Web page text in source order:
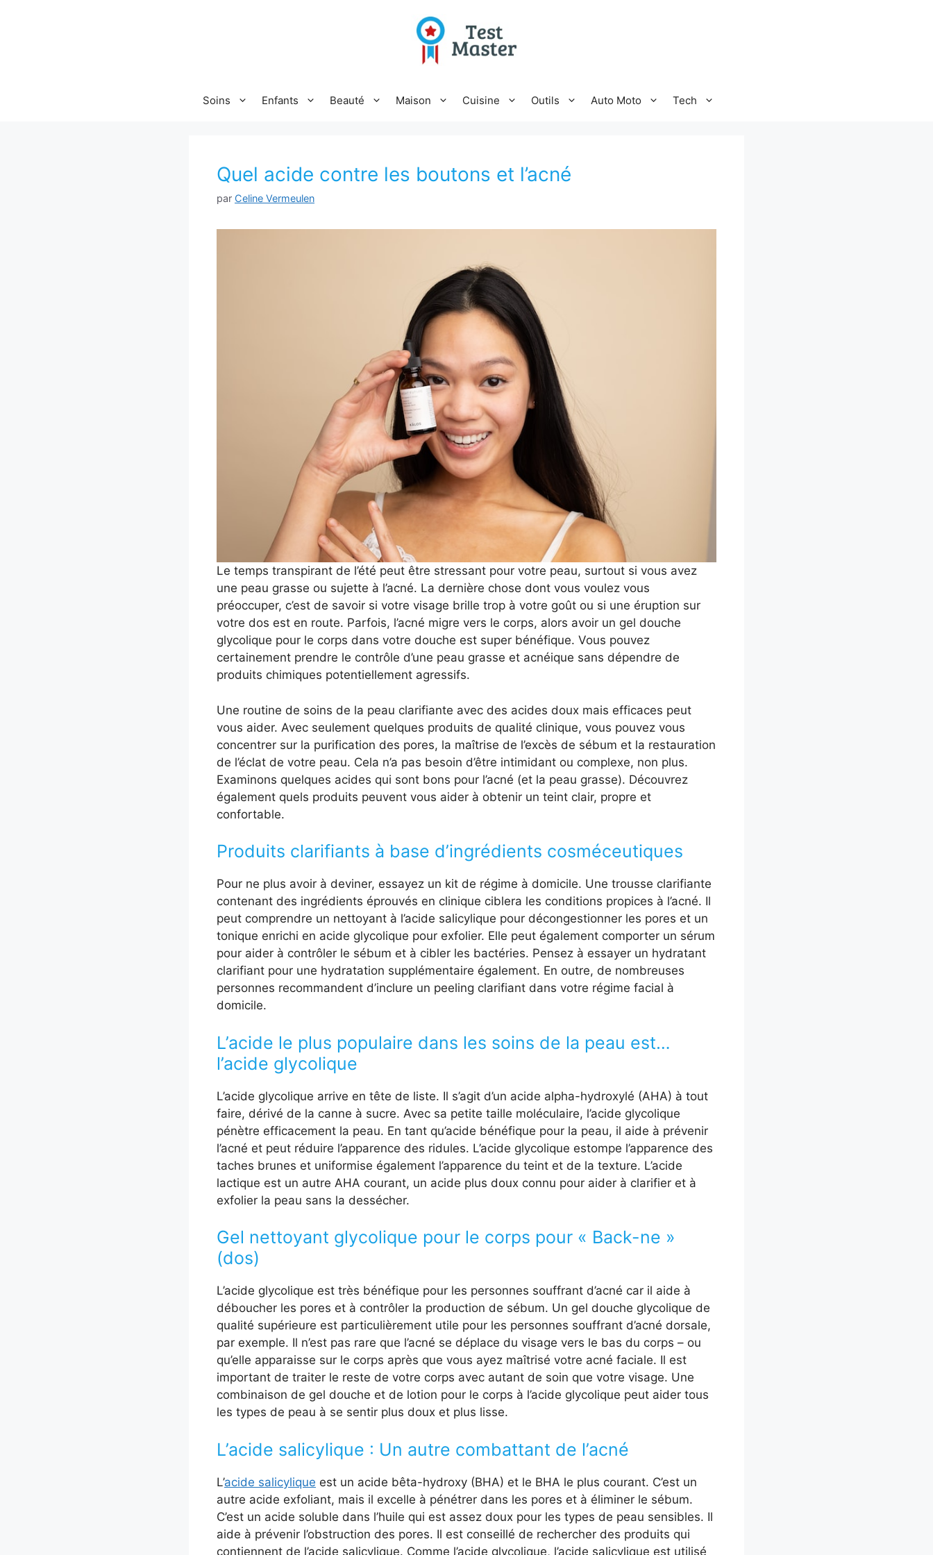
Soins Enfants Beauté Maison Cuisine Outils Auto Moto Tech
Quel acide contre les boutons et l’acné
par Celine Vermeulen
Le temps transpirant de l’été peut être stressant pour votre peau, surtout si vous avez
une peau grasse ou sujette à l’acné. La dernière chose dont vous voulez vous
préoccuper, c’est de savoir si votre visage brille trop à votre goût ou si une éruption sur
votre dos est en route. Parfois, l’acné migre vers le corps, alors avoir un gel douche
glycolique pour le corps dans votre douche est super bénéfique. Vous pouvez
certainement prendre le contrôle d’une peau grasse et acnéique sans dépendre de
produits chimiques potentiellement agressifs.
Une routine de soins de la peau clarifiante avec des acides doux mais efficaces peut
vous aider. Avec seulement quelques produits de qualité clinique, vous pouvez vous
concentrer sur la purification des pores, la maîtrise de l’excès de sébum et la restauration
de l’éclat de votre peau. Cela n’a pas besoin d’être intimidant ou complexe, non plus.
Examinons quelques acides qui sont bons pour l’acné (et la peau grasse). Découvrez
également quels produits peuvent vous aider à obtenir un teint clair, propre et
confortable.
Produits clarifiants à base d’ingrédients cosméceutiques
Pour ne plus avoir à deviner, essayez un kit de régime à domicile. Une trousse clarifiante
contenant des ingrédients éprouvés en clinique ciblera les conditions propices à l’acné. Il
peut comprendre un nettoyant à l’acide salicylique pour décongestionner les pores et un
tonique enrichi en acide glycolique pour exfolier. Elle peut également comporter un sérum
pour aider à contrôler le sébum et à cibler les bactéries. Pensez à essayer un hydratant
clarifiant pour une hydratation supplémentaire également. En outre, de nombreuses
personnes recommandent d’inclure un peeling clarifiant dans votre régime facial à
domicile.
L’acide le plus populaire dans les soins de la peau est…
l’acide glycolique
L’acide glycolique arrive en tête de liste. Il s’agit d’un acide alpha-hydroxylé (AHA) à tout
faire, dérivé de la canne à sucre. Avec sa petite taille moléculaire, l’acide glycolique
pénètre efficacement la peau. En tant qu’acide bénéfique pour la peau, il aide à prévenir
l’acné et peut réduire l’apparence des ridules. L’acide glycolique estompe l’apparence des
taches brunes et uniformise également l’apparence du teint et de la texture. L’acide
lactique est un autre AHA courant, un acide plus doux connu pour aider à clarifier et à
exfolier la peau sans la dessécher.
Gel nettoyant glycolique pour le corps pour « Back-ne »
(dos)
L’acide glycolique est très bénéfique pour les personnes souffrant d’acné car il aide à
déboucher les pores et à contrôler la production de sébum. Un gel douche glycolique de
qualité supérieure est particulièrement utile pour les personnes souffrant d’acné dorsale,
par exemple. Il n’est pas rare que l’acné se déplace du visage vers le bas du corps – ou
qu’elle apparaisse sur le corps après que vous ayez maîtrisé votre acné faciale. Il est
important de traiter le reste de votre corps avec autant de soin que votre visage. Une
combinaison de gel douche et de lotion pour le corps à l’acide glycolique peut aider tous
les types de peau à se sentir plus doux et plus lisse.
L’acide salicylique : Un autre combattant de l’acné
L’acide salicylique est un acide bêta-hydroxy (BHA) et le BHA le plus courant. C’est un
autre acide exfoliant, mais il excelle à pénétrer dans les pores et à éliminer le sébum.
C’est un acide soluble dans l’huile qui est assez doux pour les types de peau sensibles. Il
aide à prévenir l’obstruction des pores. Il est conseillé de rechercher des produits qui
contiennent de l’acide salicylique. Comme l’acide glycolique, l’acide salicylique est utilisé